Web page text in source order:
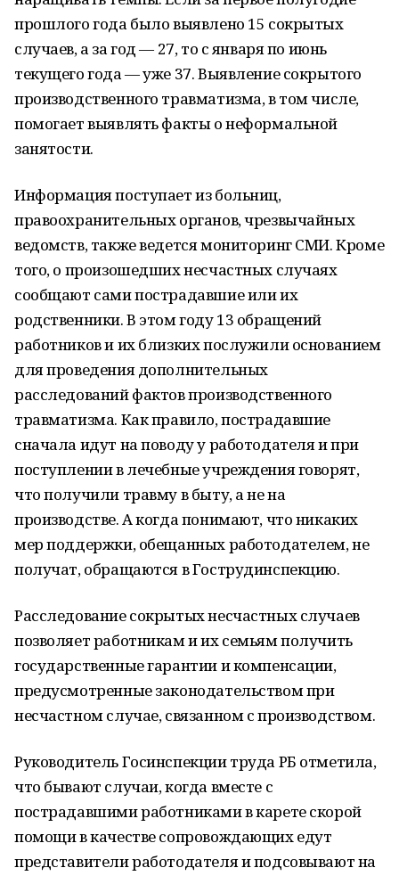
прошлого года было выявлено 15 сокрытых
случаев, а за год — 27, то с января по июнь
текущего года — уже 37. Выявление сокрытого
производственного травматизма, в том числе,
помогает выявлять факты о неформальной
занятости.
Информация поступает из больниц,
правоохранительных органов, чрезвычайных
ведомств, также ведется мониторинг СМИ. Кроме
того, о произошедших несчастных случаях
сообщают сами пострадавшие или их
родственники. В этом году 13 обращений
работников и их близких послужили основанием
для проведения дополнительных
расследований фактов производственного
травматизма. Как правило, пострадавшие
сначала идут на поводу у работодателя и при
поступлении в лечебные учреждения говорят,
что получили травму в быту, а не на
производстве. А когда понимают, что никаких
мер поддержки, обещанных работодателем, не
получат, обращаются в Гострудинспекцию.
Расследование сокрытых несчастных случаев
позволяет работникам и их семьям получить
государственные гарантии и компенсации,
предусмотренные законодательством при
несчастном случае, связанном с производством.
Руководитель Госинспекции труда РБ отметила,
что бывают случаи, когда вместе с
пострадавшими работниками в карете скорой
помощи в качестве сопровождающих едут
представители работодателя и подсовывают на